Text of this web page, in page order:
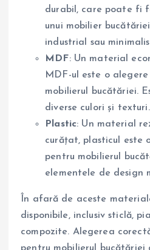
durabil, care poate fi
unui mobilier
industrial sau
MDF: Un material
MDF-ul este o
mobilierul bucătăriei.
diverse culori și texturi.
Plastic: Un material
curățat, plasticul este
pentru mobilierul
elementele de design
În afară de aceste
disponibile, inclusiv sticlă,
compozite. Alegerea